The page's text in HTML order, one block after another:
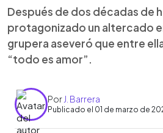
Después de dos décadas de
protagonizado un altercado
grupera aseveró que entre
“todo es amor”.
Por J. Barrera
Publicado el 01 de marzo de